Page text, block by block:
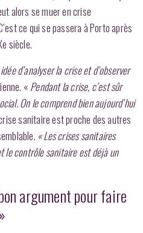
alors se muer en crise
ce qui se passera à Porto après
siècle.
d’analyser la crise et d’observer
« Pendant la crise, c’est sûr
On le comprend bien aujourd’hui
sanitaire est proche des autres
« Les crises sanitaires
le contrôle sanitaire est déjà un
argument pour faire